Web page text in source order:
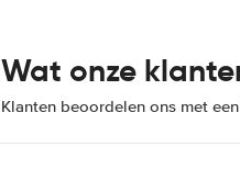
Wat onze
Klanten beoordelen ons met